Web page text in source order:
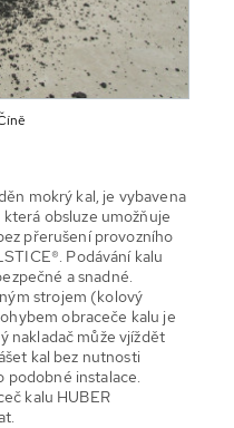
mokrý kal, je vybavena
obsluze umožňuje
přerušení provozního
Podávání kalu
a snadné.
strojem (kolový
obraceče kalu je
nakladač může vjíždět
kal bez nutnosti
podobné instalace.
kalu HUBER